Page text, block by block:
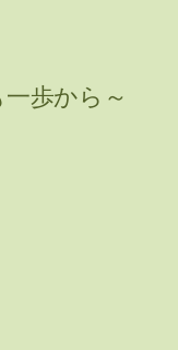
歩から～